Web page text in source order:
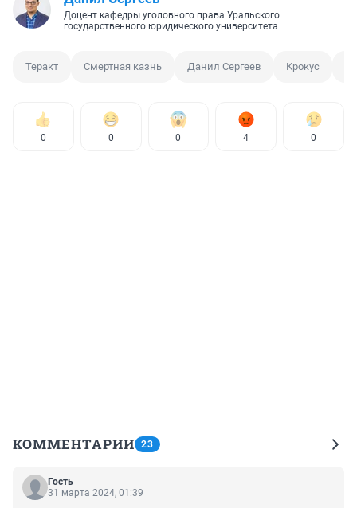
Доцент кафедры уголовного права Уральского
государственного юридического университета
Теракт Смертная казнь Данил Сергеев Крокус
0 0 0 4 0
КОММЕНТАРИИ 23
Гость
31 марта 2024, 01:39